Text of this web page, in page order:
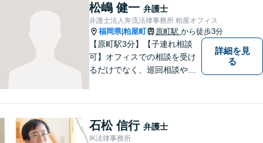
【福岡県全域対応】
績5,000件以上】【財産を残し
て借金整理】
松嶋 健一 弁護士
弁護士法人奔流法律事務所 粕屋オフィス
福岡県|粕屋町 原町駅 から徒歩3分
【原町駅3分】【子連れ相談
可】オフィスでの相談を受け
るだけでなく、巡回相談や出
に対応しております。安心し
てお任せください。
詳細を見
る
石松 信行 弁護士
IK法律事務所